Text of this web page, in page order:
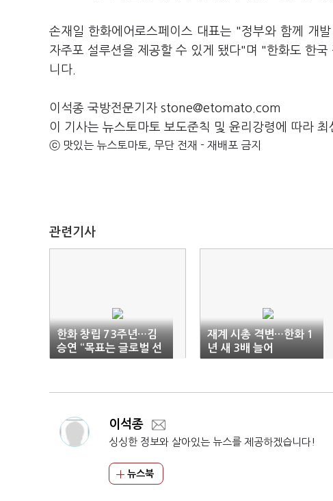
손재일 한화에어로스페이스 대표는 "정부와 함께 개
자주포 설루션을 제공할 수 있게 됐다"며 "한화도 한
니다.
이석종 국방전문기자 stone@etomato.com
이 기사는 뉴스토마토 보도준칙 및 윤리강령에 따라
ⓒ 맛있는 뉴스토마토, 무단 전재 - 재배포 금지
관련기사
한화 창립 73주년…김
승연 “목표는 글로벌 선
두”
재계 시총 격변…한화 1
년 새 3배 늘어
이석종
싱싱한 정보와 살아있는 뉴스를 제공하겠습니다!
뉴스북